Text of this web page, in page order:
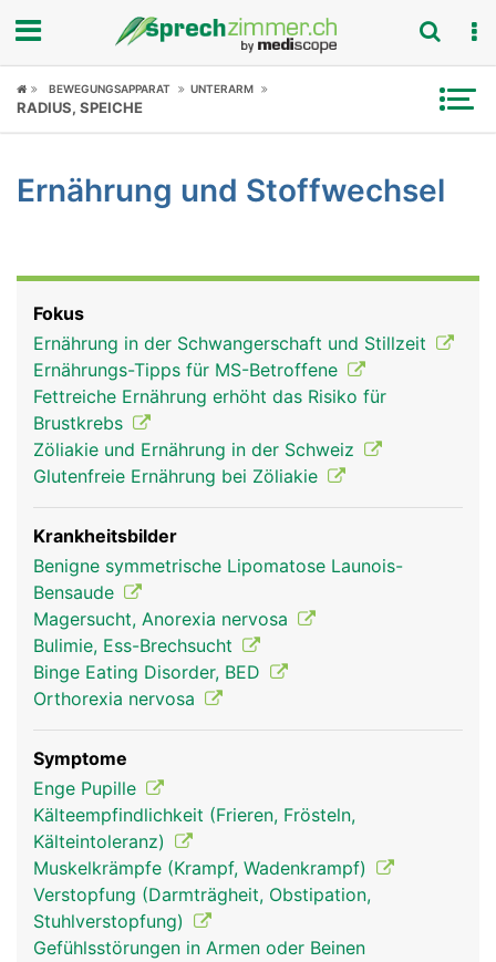
Fokus
Symptome
News
Ratgeber
Rubriken
BEWEGUNGSAPPARAT UNTERARM
RADIUS, SPEICHE
Ernährung und Stoffwechsel
Fokus
Ernährung in der Schwangerschaft und Stillzeit
Ernährungs-Tipps für MS-Betroffene
Fettreiche Ernährung erhöht das Risiko für
Brustkrebs
Zöliakie und Ernährung in der Schweiz
Glutenfreie Ernährung bei Zöliakie
Krankheitsbilder
Benigne symmetrische Lipomatose Launois-
Bensaude
Magersucht, Anorexia nervosa
Bulimie, Ess-Brechsucht
Binge Eating Disorder, BED
Orthorexia nervosa
Symptome
Enge Pupille
Kälteempfindlichkeit (Frieren, Frösteln,
Kälteintoleranz)
Muskelkrämpfe (Krampf, Wadenkrampf)
Verstopfung (Darmträgheit, Obstipation,
Stuhlverstopfung)
Gefühlsstörungen in Armen oder Beinen